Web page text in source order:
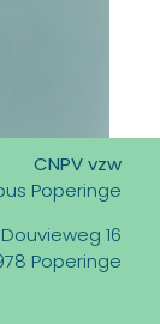
CNPV vzw
Poperinge
Douvieweg 16
Poperinge